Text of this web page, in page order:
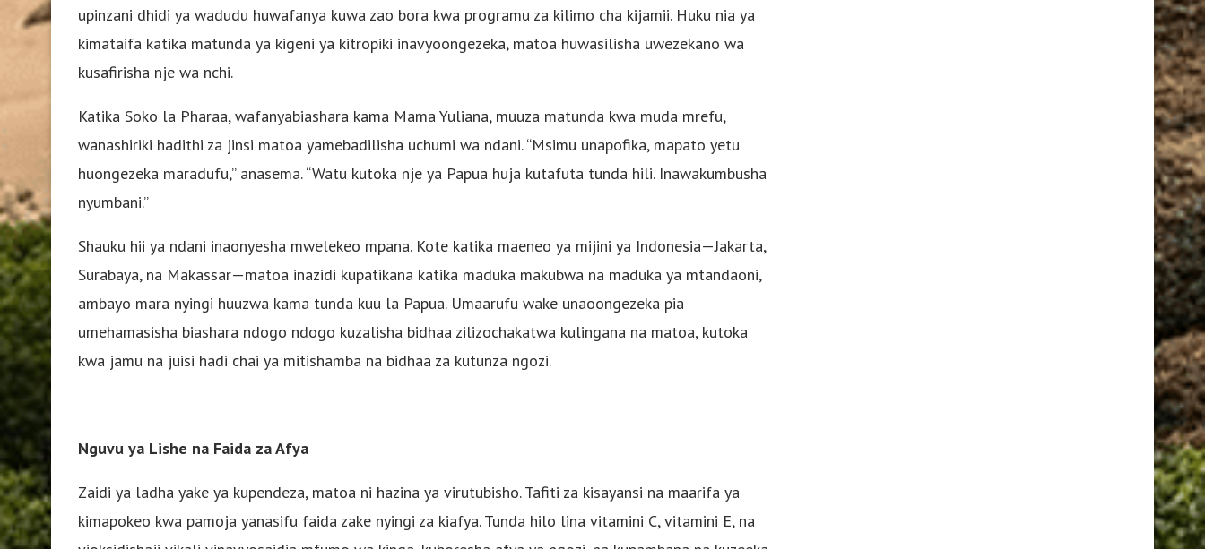
upinzani dhidi ya wadudu huwafanya kuwa zao bora kwa programu za kilimo cha kijamii. Huku nia ya
kimataifa katika matunda ya kigeni ya kitropiki inavyoongezeka, matoa huwasilisha uwezekano wa
kusafirisha nje wa nchi.
Katika Soko la Pharaa, wafanyabiashara kama Mama Yuliana, muuza matunda kwa muda mrefu,
wanashiriki hadithi za jinsi matoa yamebadilisha uchumi wa ndani. “Msimu unapofika, mapato yetu
huongezeka maradufu,” anasema. “Watu kutoka nje ya Papua huja kutafuta tunda hili. Inawakumbusha
nyumbani.”
Shauku hii ya ndani inaonyesha mwelekeo mpana. Kote katika maeneo ya mijini ya Indonesia—Jakarta,
Surabaya, na Makassar—matoa inazidi kupatikana katika maduka makubwa na maduka ya mtandaoni,
ambayo mara nyingi huuzwa kama tunda kuu la Papua. Umaarufu wake unaoongezeka pia
umehamasisha biashara ndogo ndogo kuzalisha bidhaa zilizochakatwa kulingana na matoa, kutoka
kwa jamu na juisi hadi chai ya mitishamba na bidhaa za kutunza ngozi.
Nguvu ya Lishe na Faida za Afya
Zaidi ya ladha yake ya kupendeza, matoa ni hazina ya virutubisho. Tafiti za kisayansi na maarifa ya
kimapokeo kwa pamoja yanasifu faida zake nyingi za kiafya. Tunda hilo lina vitamini C, vitamini E, na